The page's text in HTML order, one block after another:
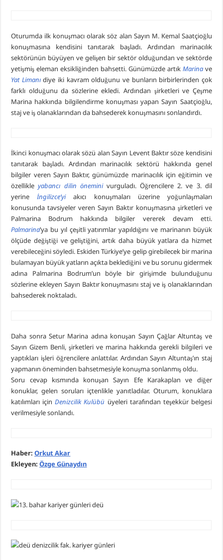
Oturumda ilk konuşmacı olarak söz alan Sayın M. Kemal Saatçioğlu
konuşmasına kendisini tanıtarak başladı. Ardından marinacılık
sektörünün büyüyen ve gelişen bir sektör olduğundan ve sektörde
yetişmiş eleman eksikliğinden bahsetti. Günümüzde artık Marina ve
Yat Limanıdiye iki kavram olduğunu ve bunların birbirlerinden çok
farklı olduğunu da sözlerine ekledi. Ardından şirketleri ve Çeşme
Marina hakkında bilgilendirme konuşması yapan Sayın Saatçioğlu,
staj ve iş olanaklarından da bahsederek konuşmasını sonlandırdı.
İkinci konuşmacı olarak sözü alan Sayın Levent Baktır söze kendisini
tanıtarak başladı. Ardından marinacılık sektörü hakkında genel
bilgiler veren Sayın Baktır, günümüzde marinacılık için eğitimin ve
özellikleyabancı dilin öneminivurguladı. Öğrencilere 2. ve 3. dil
yerineİngilizce’yiakıcı konuşmaları üzerine yoğunlaşmaları
konusunda tavsiyeler veren Sayın Baktır konuşmasına şirketleri ve
Palmarina Bodrum hakkında bilgiler vererek devam etti.
Palmarina’ya bu yıl çeşitli yatırımlar yapıldığını ve marinanın büyük
ölçüde değiştiği ve geliştiğini, artık daha büyük yatlara da hizmet
verebileceğini söyledi. Eskiden Türkiye’ye gelip girebilecek bir marina
bulamayan büyük yatların açıkta beklediğini ve bu sorunu gidermek
adına Palmarina Bodrum’un böyle bir girişimde bulunduğunu
sözlerine ekleyen Sayın Baktır konuşmasını staj ve iş olanaklarından
bahsederek noktaladı.
Daha sonra Setur Marina adına konuşan Sayın Çağlar Altuntaş ve
Sayın Gizem Benli, şirketleri ve marina hakkında gerekli bilgileri ve
yaptıkları işleri öğrencilere anlattılar. Ardından Sayın Altuntaş’ın staj
yapmanın öneminden bahsetmesiyle konuşma sonlanmış oldu.
Soru cevap kısmında konuşan Sayın Efe Karakaplan ve diğer
konuklar, gelen soruları içtenlikle yanıtladılar. Oturum, konuklara
katılımları içinDenizcilik Kulübü üyeleri tarafından teşekkür belgesi
verilmesiyle sonlandı.
Haber:Orkut Akar
Ekleyen:Özge Günaydın